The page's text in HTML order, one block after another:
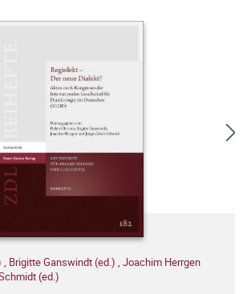
, Brigitte Ganswindt (ed.) , Joachim Herrgen
(ed.)